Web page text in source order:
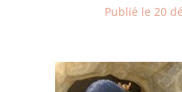
Publié le 20